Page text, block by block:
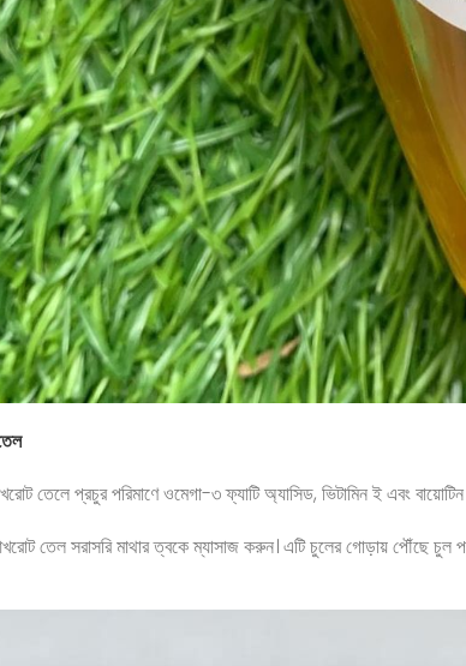
তেলে প্রচুর পরিমাণে ওমেগা-৩ ফ্যাটি অ্যাসিড, ভিটামিন ই এবং
তেল সরাসরি মাথার ত্বকে ম্যাসাজ করুন। এটি চুলের গোড়ায় পৌঁছে চুল